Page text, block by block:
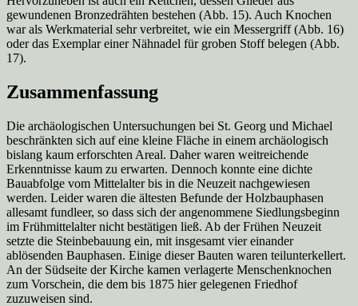
gewundenen Bronzedrähten bestehen (Abb. 15). Auch Knochen
war als Werkmaterial sehr verbreitet, wie ein Messergriff (Abb. 16)
oder das Exemplar einer Nähnadel für groben Stoff belegen (Abb.
17).
Zusammenfassung
Die archäologischen Untersuchungen bei St. Georg und Michael
beschränkten sich auf eine kleine Fläche in einem archäologisch
bislang kaum erforschten Areal. Daher waren weitreichende
Erkenntnisse kaum zu erwarten. Dennoch konnte eine dichte
Bauabfolge vom Mittelalter bis in die Neuzeit nachgewiesen
werden. Leider waren die ältesten Befunde der Holzbauphasen
allesamt fundleer, so dass sich der angenommene Siedlungsbeginn
im Frühmittelalter nicht bestätigen ließ. Ab der Frühen Neuzeit
setzte die Steinbebauung ein, mit insgesamt vier einander
ablösenden Bauphasen. Einige dieser Bauten waren teilunterkellert.
An der Südseite der Kirche kamen verlagerte Menschenknochen
zum Vorschein, die dem bis 1875 hier gelegenen Friedhof
zuzuweisen sind.